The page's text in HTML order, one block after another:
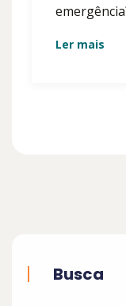
Ler mais
Busca